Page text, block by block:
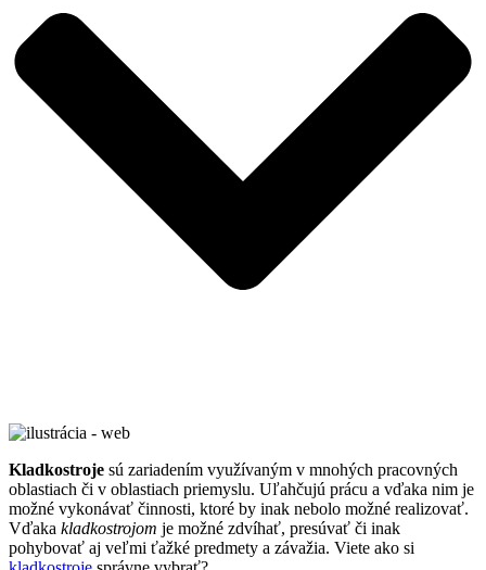
Kladkostroje sú zariadením využívaným v mnohých pracovných
oblastiach či v oblastiach priemyslu. Uľahčujú prácu a vďaka nim je
možné vykonávať činnosti, ktoré by inak nebolo možné realizovať.
Vďaka kladkostrojom je možné zdvíhať, presúvať či inak
pohybovať aj veľmi ťažké predmety a závažia. Viete ako si